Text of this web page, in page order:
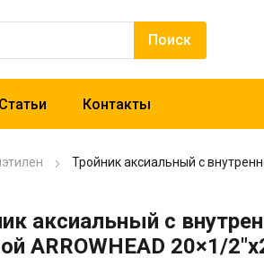
Статьи Контакты
Тройник аксиальный с
аксиальный с
ARROWHEAD 20×1/